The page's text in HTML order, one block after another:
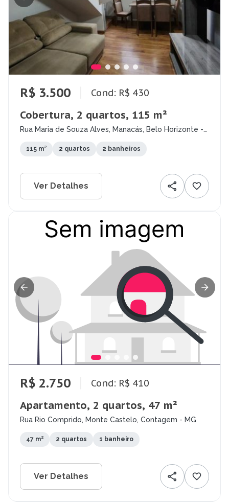
R$ 3.500 Cond: R$ 430
Cobertura, 2 quartos, 115 m²
Rua Maria de Souza Alves, Manacás, Belo Horizonte -
115 m² 2 quartos 2 banheiros
Ver Detalhes
R$ 2.750 Cond: R$ 410
Apartamento, 2 quartos, 47 m²
Rua Rio Comprido, Monte Castelo, Contagem - MG
47 m² 2 quartos 1 banheiro
Ver Detalhes